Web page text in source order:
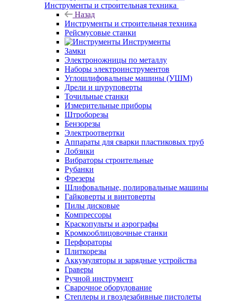
Инструменты и строительная техника
Назад
Инструменты и строительная техника
Рейсмусовые станки
Инструменты
Замки
Электроножницы по металлу
Наборы электроинструментов
Углошлифовальные машины (УШМ)
Дрели и шуруповерты
Точильные станки
Измерительные приборы
Штроборезы
Бензорезы
Электроотвертки
Аппараты для сварки пластиковых труб
Лобзики
Вибраторы строительные
Рубанки
Фрезеры
Шлифовальные, полировальные машины
Гайковерты и винтоверты
Пилы дисковые
Компрессоры
Краскопульты и аэрографы
Кромкооблицовочные станки
Перфораторы
Плиткорезы
Аккумуляторы и зарядные устройства
Граверы
Ручной инструмент
Сварочное оборудование
Степлеры и гвоздезабивные пистолеты